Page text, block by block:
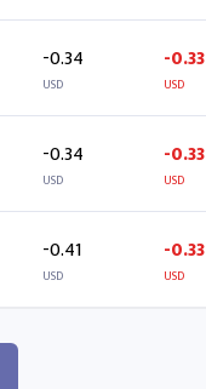
-0.34
USD
-0.33
USD
-0.34
USD
-0.33
USD
-0.41
USD
-0.33
USD